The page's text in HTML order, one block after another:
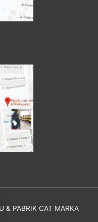
& PABRIK CAT MARKA